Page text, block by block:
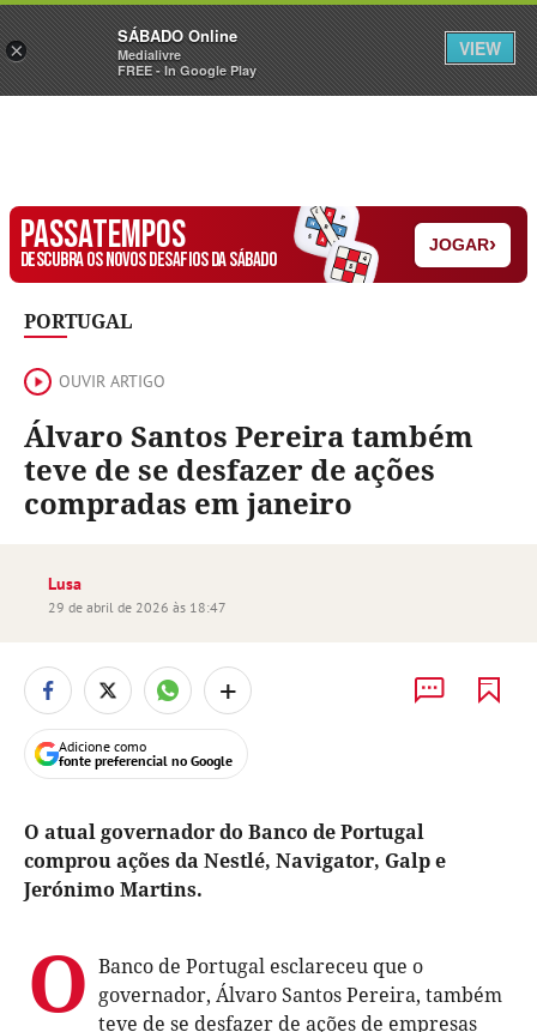
Sábado Assine Iniciar Sessão
PASSATEMPOS
DESCUBRA OS NOVOS DESAFIOS DA SÁBADO
JOGAR›
PORTUGAL
OUVIR ARTIGO
Álvaro Santos Pereira também
teve de se desfazer de ações
compradas em janeiro
Lusa
29 de abril de 2026 às 18:47
+
Adicione como
fonte preferencial no Google
O atual governador do Banco de Portugal
comprou ações da Nestlé, Navigator, Galp e
Jerónimo Martins.
O Banco de Portugal esclareceu que o
governador, Álvaro Santos Pereira, também
teve de se desfazer de ações de empresas
×
SÁBADO Online
Medialivre
FREE - In Google Play
VIEW